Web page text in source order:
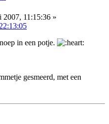
2007, 11:15:36 »
in een potje.
gesmeerd, met een